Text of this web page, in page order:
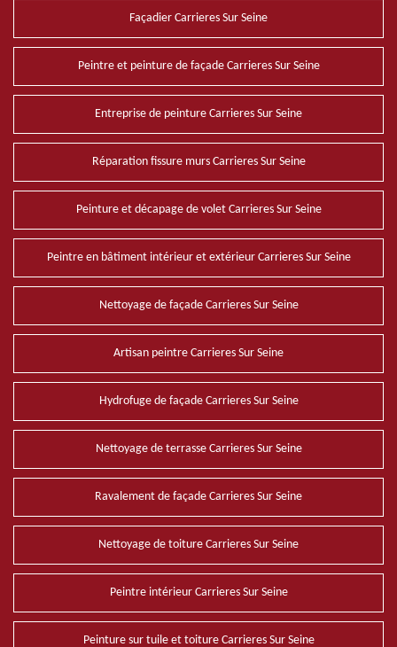
Façadier Carrieres Sur Seine
Peintre et peinture de façade Carrieres Sur Seine
Entreprise de peinture Carrieres Sur Seine
Réparation fissure murs Carrieres Sur Seine
Peinture et décapage de volet Carrieres Sur Seine
Peintre en bâtiment intérieur et extérieur Carrieres Sur Seine
Nettoyage de façade Carrieres Sur Seine
Artisan peintre Carrieres Sur Seine
Hydrofuge de façade Carrieres Sur Seine
Nettoyage de terrasse Carrieres Sur Seine
Ravalement de façade Carrieres Sur Seine
Nettoyage de toiture Carrieres Sur Seine
Peintre intérieur Carrieres Sur Seine
Peinture sur tuile et toiture Carrieres Sur Seine